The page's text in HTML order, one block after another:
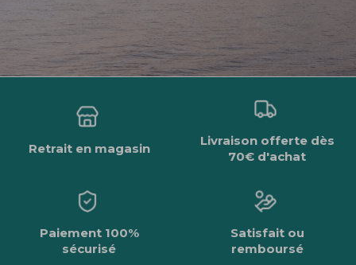
Retrait en magasin
Livraison offerte dès
70€ d'achat
Paiement 100%
sécurisé
Satisfait ou
remboursé